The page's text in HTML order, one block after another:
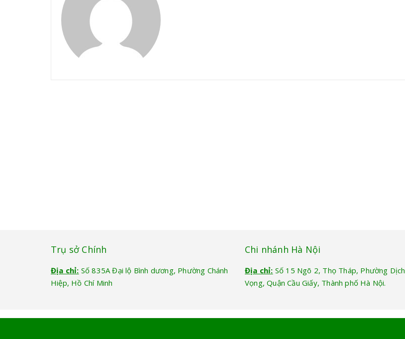
Trụ sở Chính
Địa chỉ: Số 835A Đại lộ Bình dương, Phường Chánh
Hiệp, Hồ Chí Minh
Chi nhánh Hà Nội
Địa chỉ: Số 15 Ngõ 2, Thọ Tháp, Phường Dịch
Vọng, Quận Cầu Giấy, Thành phố Hà Nội.